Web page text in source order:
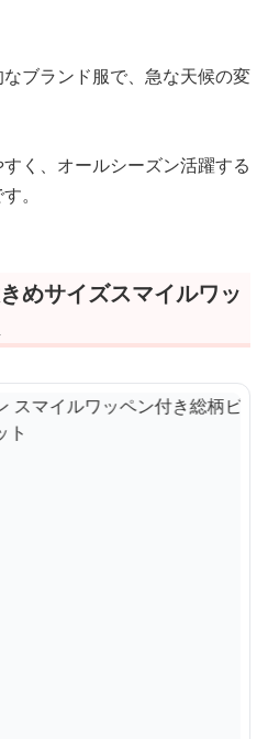
ブランド服で、急な天候の変
く、オールシーズン活躍する
。
めサイズスマイルワッ